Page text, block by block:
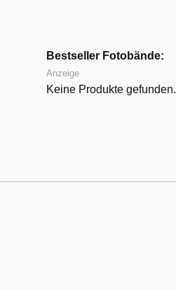
Bestseller Fotobände:
Anzeige
Keine Produkte gefunden.